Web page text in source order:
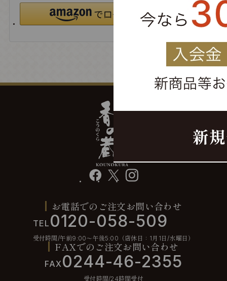
facebook instagram
お電話でのご注文お問い合わせ
TEL 0120-058-509
受付時間/午前9:00〜午後5:00（店休日：1月1日/水曜日）
FAXでのご注文お問い合わせ
FAX0244-46-2355
受付時間/24時間受付